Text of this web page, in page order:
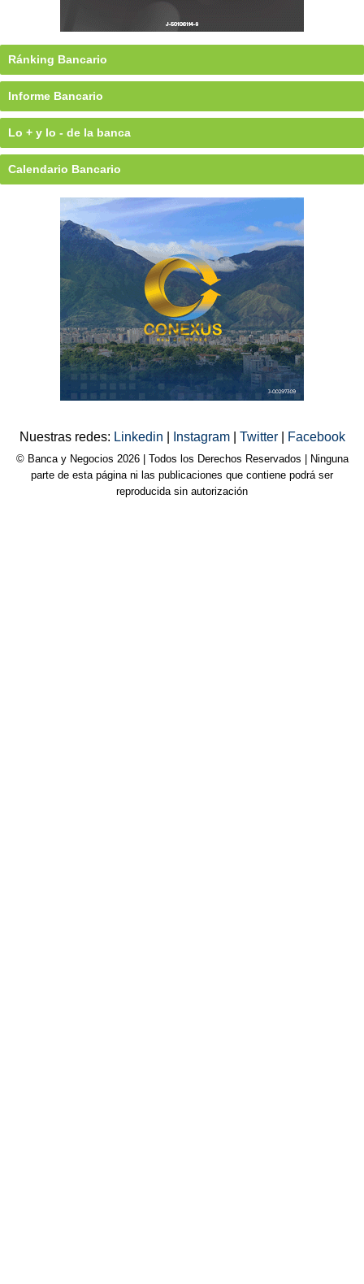
Ránking Bancario
Informe Bancario
Lo + y lo - de la banca
Calendario Bancario
Nuestras redes: Linkedin Instagram Twitter Facebook
© Banca y Negocios 2026 | Todos los Derechos Reservados | Ninguna
parte de esta página ni las publicaciones que contiene podrá ser
reproducida sin autorización